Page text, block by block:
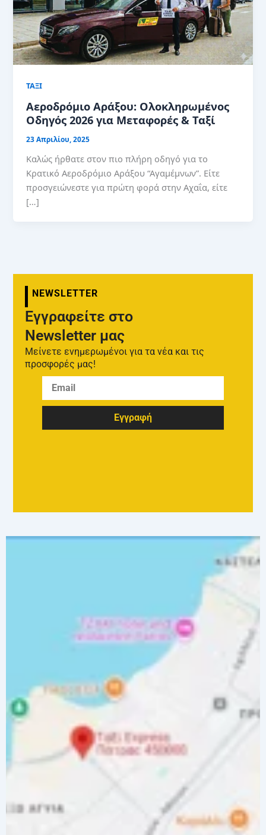
ΤΑΞΙ
Αεροδρόμιο Αράξου: Ολοκληρωμένος
Οδηγός 2026 για Μεταφορές & Ταξί
23 Απριλίου, 2025
Καλώς ήρθατε στον πιο πλήρη οδηγό για το
Κρατικό Αεροδρόμιο Αράξου “Αγαμέμνων”. Είτε
προσγειώνεστε για πρώτη φορά στην Αχαΐα, είτε
[…]
NEWSLETTER
Εγγραφείτε στο
Newsletter μας
Μείνετε ενημερωμένοι για τα νέα και τις
προσφορές μας!
Εγγραφή